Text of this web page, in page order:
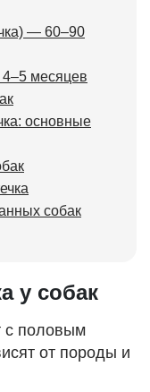
— 60–90
месяцев
основные
собак
у собак
с половым
от породы и